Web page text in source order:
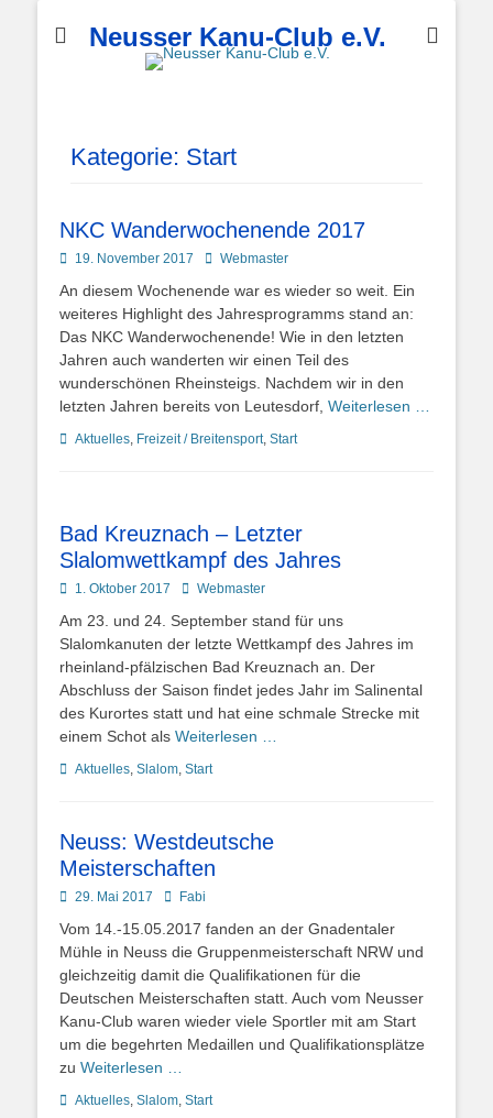
Neusser Kanu-Club e.V.
Kategorie: Start
NKC Wanderwochenende 2017
Posted
19. November 2017 AutorWebmaster
An diesem Wochenende war es wieder so weit. Ein
weiteres Highlight des Jahresprogramms stand an:
Das NKC Wanderwochenende! Wie in den letzten
Jahren auch wanderten wir einen Teil des
wunderschönen Rheinsteigs. Nachdem wir in den
letzten Jahren bereits von Leutesdorf, Weiterlesen …
Kategorien
Aktuelles, Freizeit / Breitensport, Start
Bad Kreuznach – Letzter
Slalomwettkampf des Jahres
Posted
1. Oktober 2017 AutorWebmaster
Am 23. und 24. September stand für uns
Slalomkanuten der letzte Wettkampf des Jahres im
rheinland-pfälzischen Bad Kreuznach an. Der
Abschluss der Saison findet jedes Jahr im Salinental
des Kurortes statt und hat eine schmale Strecke mit
einem Schot als Weiterlesen …
Kategorien
Aktuelles, Slalom, Start
Neuss: Westdeutsche
Meisterschaften
Posted
29. Mai 2017 AutorFabi
Vom 14.-15.05.2017 fanden an der Gnadentaler
Mühle in Neuss die Gruppenmeisterschaft NRW und
gleichzeitig damit die Qualifikationen für die
Deutschen Meisterschaften statt. Auch vom Neusser
Kanu-Club waren wieder viele Sportler mit am Start
um die begehrten Medaillen und Qualifikationsplätze
zu Weiterlesen …
Kategorien
Aktuelles, Slalom, Start